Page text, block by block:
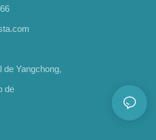
de Yangchong,
de